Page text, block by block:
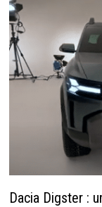
Dacia Digster :